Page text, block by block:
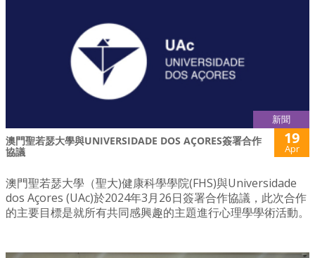
新聞
澳門聖若瑟大學與UNIVERSIDADE DOS AÇORES簽署合作
協議
19
Apr
澳門聖若瑟大學（聖大)健康科學學院(FHS)與Universidade
dos Açores (UAc)於2024年3月26日簽署合作協議，此次合作
的主要目標是就所有共同感興趣的主題進行心理學學術活動。